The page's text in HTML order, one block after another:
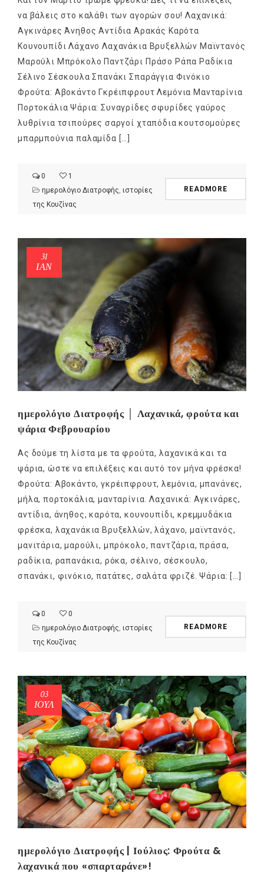
να βάλεις στο καλάθι των αγορών σου! Λαχανικά:
Αγκινάρες Άνηθος Αντίδια Αρακάς Καρότα
Κουνουπίδι Λάχανο Λαχανάκια Βρυξελλών Μαϊντανός
Μαρούλι Μπρόκολο Παντζάρι Πράσο Ράπα Ραδίκια
Σέλινο Σέσκουλα Σπανάκι Σπαράγγια Φινόκιο
Φρούτα: Αβοκάντο Γκρέιπφρουτ Λεμόνια Μανταρίνια
Πορτοκάλια Ψάρια: Συναγρίδες σφυρίδες γαύρος
λυθρίνια τσιπούρες σαργοί χταπόδια κουτσομούρες
μπαρμπούνια παλαμίδα […]
0
1
ημερολόγιο Διατροφής, ιστορίες
της Κουζίνας
READMORE
31
ΙΑΝ
ημερολόγιο Διατροφής │ Λαχανικά, φρούτα και
ψάρια Φεβρουαρίου
Ας δούμε τη λίστα με τα φρούτα, λαχανικά και τα
ψάρια, ώστε να επιλέξεις και αυτό τον μήνα φρέσκα!
Φρούτα: Αβοκάντο, γκρέιπφρουτ, λεμόνια, μπανάνες,
μήλα, πορτοκάλια, μανταρίνια. Λαχανικά: Αγκινάρες,
αντίδια, άνηθος, καρότα, κουνουπίδι, κρεμμυδάκια
φρέσκα, λαχανάκια Βρυξελλών, λάχανο, μαϊντανός,
μανιτάρια, μαρούλι, μπρόκολο, παντζάρια, πράσα,
ραδίκια, ραπανάκια, ρόκα, σέλινο, σέσκουλο,
σπανάκι, φινόκιο, πατάτες, σαλάτα φριζέ. Ψάρια: […]
0
0
ημερολόγιο Διατροφής ιστορίες
της Κουζίνας
READMORE
03
ΙΟΎΛ
ημερολόγιο Διατροφής | Ιούλιος: Φρούτα &
λαχανικά που «σπαρταράνε»!